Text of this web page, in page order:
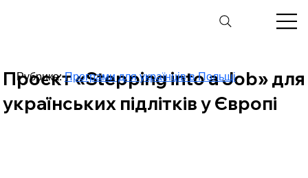
Проєкт «Stepping into a Job» для
українських підлітків у Європі
Рубрика:Програми для українців в Польщі